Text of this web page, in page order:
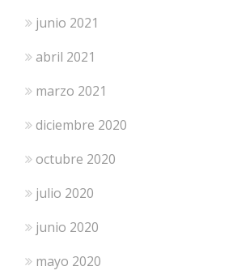
junio 2021
abril 2021
marzo 2021
diciembre 2020
octubre 2020
julio 2020
junio 2020
mayo 2020